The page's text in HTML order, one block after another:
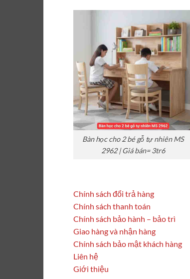
Bàn học cho 2 bé gỗ tự nhiên MS
2962 | Giá bán= 3tr6
Chính sách đổi trả hàng
Chính sách thanh toán
Chính sách bảo hành – bảo trì
Giao hàng và nhận hàng
Chính sách bảo mật khách hàng
Liên hệ
Giới thiệu